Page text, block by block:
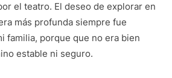
el teatro. El deseo de explorar en
más profunda siempre fue
familia, porque que no era bien
estable ni seguro.